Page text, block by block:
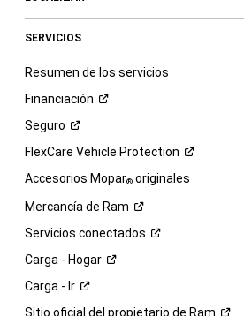
SERVICIOS
Resumen de los servicios
Financiación
Seguro
FlexCare Vehicle Protection
Accesorios Mopar®originales
Mercancía de Ram
Servicios conectados
Carga - Hogar
Carga - Ir
Sitio oficial del propietario de Ram